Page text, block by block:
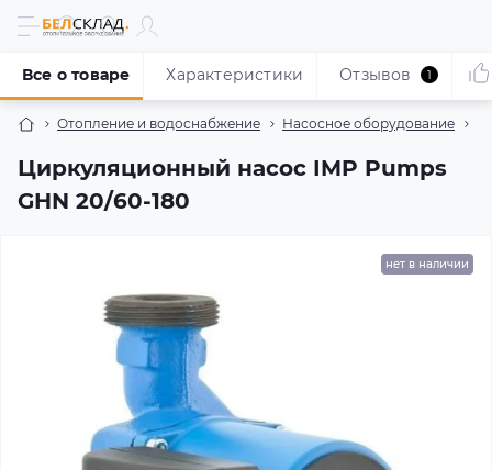
Отопление и водоснабжение Насосное оборудование
Циркуляционный насос IMP Pumps
GHN 20/60-180
Все о товаре Характеристики Отзывов 1
нет в наличии